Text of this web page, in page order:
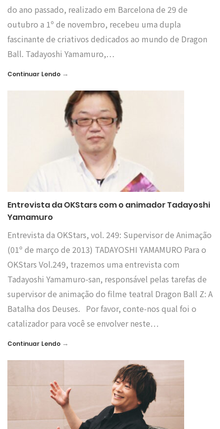
do ano passado, realizado em Barcelona de 29 de
outubro a 1º de novembro, recebeu uma dupla
fascinante de criativos dedicados ao mundo de Dragon
Ball. Tadayoshi Yamamuro,…
Continuar Lendo →
Entrevista da OKStars com o animador Tadayoshi
Yamamuro
Entrevista da OKStars, vol. 249: Supervisor de Animação
(01º de março de 2013) TADAYOSHI YAMAMURO Para o
OKStars Vol.249, trazemos uma entrevista com
Tadayoshi Yamamuro-san, responsável pelas tarefas de
supervisor de animação do filme teatral Dragon Ball Z: A
Batalha dos Deuses. Por favor, conte-nos qual foi o
catalizador para você se envolver neste…
Continuar Lendo →